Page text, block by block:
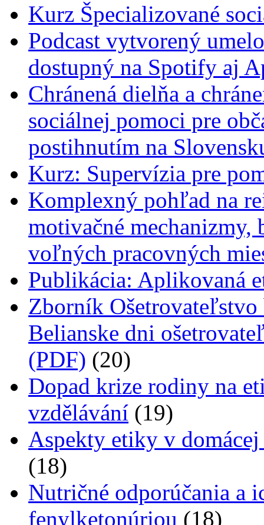
Kurz Špecializované
Podcast vytvorený
dostupný na Spotify aj
Chránená dielňa a
sociálnej pomoci pre
postihnutím na
Kurz: Supervízia pre
Komplexný pohľad na
motivačné mechanizmy,
voľných pracovných
Publikácia: Aplikovaná
Zborník
Belianske dni
(PDF) (20)
Dopad krize rodiny na
vzdělávání (19)
Aspekty etiky v
(18)
Nutričné odporúčania a
fenylketonúriou (18)